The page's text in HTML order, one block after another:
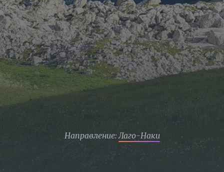
Направление:Лаго-Наки